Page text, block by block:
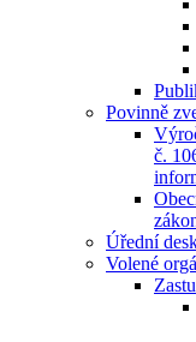
Povinně
č.
Úřední
Volené